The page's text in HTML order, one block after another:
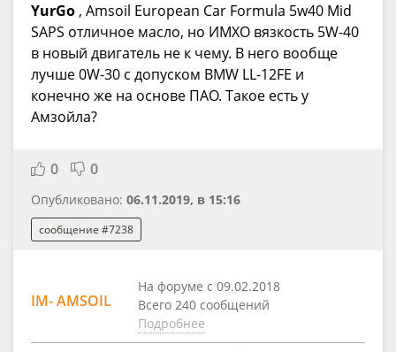
YurGo , Amsoil European Car Formula 5w40 Mid
SAPS отличное масло, но ИМХО вязкость 5W-40
в новый двигатель не к чему. В него вообще
лучше 0W-30 c допуском BMW LL-12FE и
конечно же на основе ПАО. Такое есть у
Амзойла?
0 0
Опубликовано: 06.11.2019, в 15:16
сообщение #7238
IM- AMSOIL
На форуме с 09.02.2018
Всего 240 сообщений
Подробнее